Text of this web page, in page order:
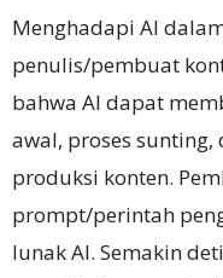
Menghadapi AI
penulis/pembuat
bahwa AI dapat
awal, proses
produksi konten.
prompt/perintah
lunak AI. Semakin